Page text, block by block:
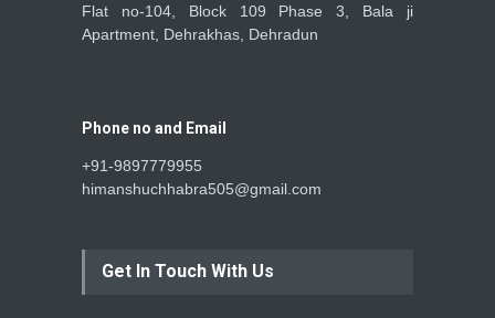
Flat no-104, Block 109 Phase 3, Bala ji
Apartment, Dehrakhas, Dehradun
Phone no and Email
+91-9897779955
himanshuchhabra505@gmail.com
Get In Touch With Us